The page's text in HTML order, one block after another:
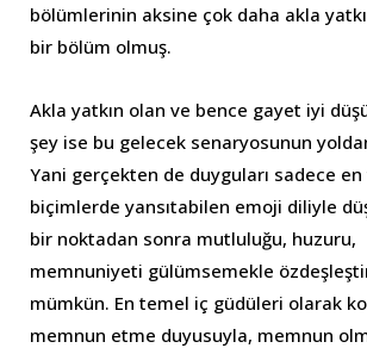
bölümlerinin aksine çok daha akla
bir bölüm olmuş.
Akla yatkın olan ve bence gayet iyi
şey ise bu gelecek senaryosunun
Yani gerçekten de duyguları sadece
biçimlerde yansıtabilen emoji diliyle
bir noktadan sonra mutluluğu, huzuru,
memnuniyeti gülümsemekle
mümkün. En temel iç güdüleri olarak
memnun etme duyusuyla, memnun